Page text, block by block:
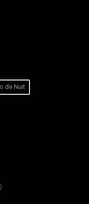
de Nuit